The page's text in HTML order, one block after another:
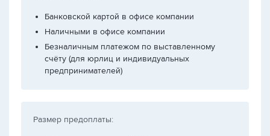
Банковской картой в офисе компании
Наличными в офисе компании
Безналичным платежом по выставленному
счёту (для юрлиц и индивидуальных
предпринимателей)
Размер предоплаты: